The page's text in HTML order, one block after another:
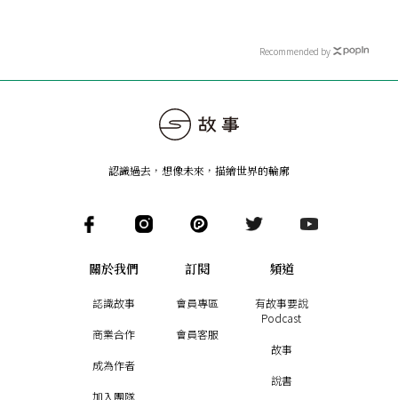
Recommended by
認識過去，想像未來 ， 描繪世界的輪廓
關於我們
認識故事
商業合作
成為作者
加入團隊
訂閱
會員專區
會員客服
頻道
有故事要說
Podcast
故事
說書